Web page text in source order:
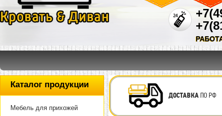
Каталог продукции
Мебель для прихожей
ДОСТАВКАПО РФ